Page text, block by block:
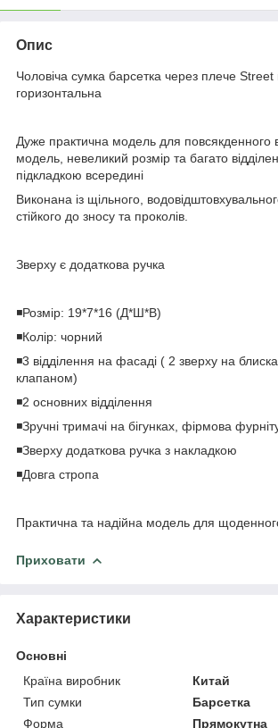
Опис
Чоловіча сумка барсетка через плече Street
горизонтальна
Дуже практична модель для повсякденного
модель, невеликий розмір та багато
підкладкою всередині
Виконана із щільного,
стійкого до зносу та проколів.
Зверху є додаткова ручка
◾️Розмір: 19*7*16 (Д*Ш*В)
◾️Колір: чорний
◾️3 відділення на фасаді ( 2 зверху на
клапаном)
◾️2 основних відділення
◾️Зручні тримачі на бігунках, фірмова
◾️Зверху додаткова ручка з накладкою
◾️Довга стропа
Практична та надійна модель для
Приховати
Характеристики
Основні
Країна виробник
Китай
Тип сумки
Барсетка
Форма
Прямокутна